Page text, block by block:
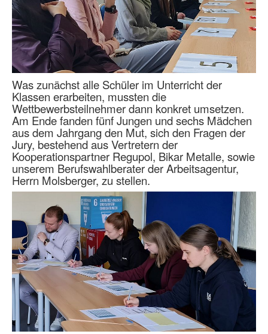
Was zunächst alle Schüler im Unterricht der
Klassen erarbeiten, mussten die
Wettbewerbsteilnehmer dann konkret umsetzen.
Am Ende fanden fünf Jungen und sechs Mädchen
aus dem Jahrgang den Mut, sich den Fragen der
Jury, bestehend aus Vertretern der
Kooperationspartner Regupol, Bikar Metalle, sowie
unserem Berufswahlberater der Arbeitsagentur,
Herrn Molsberger, zu stellen.